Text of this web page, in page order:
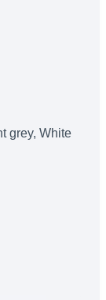
grey, White